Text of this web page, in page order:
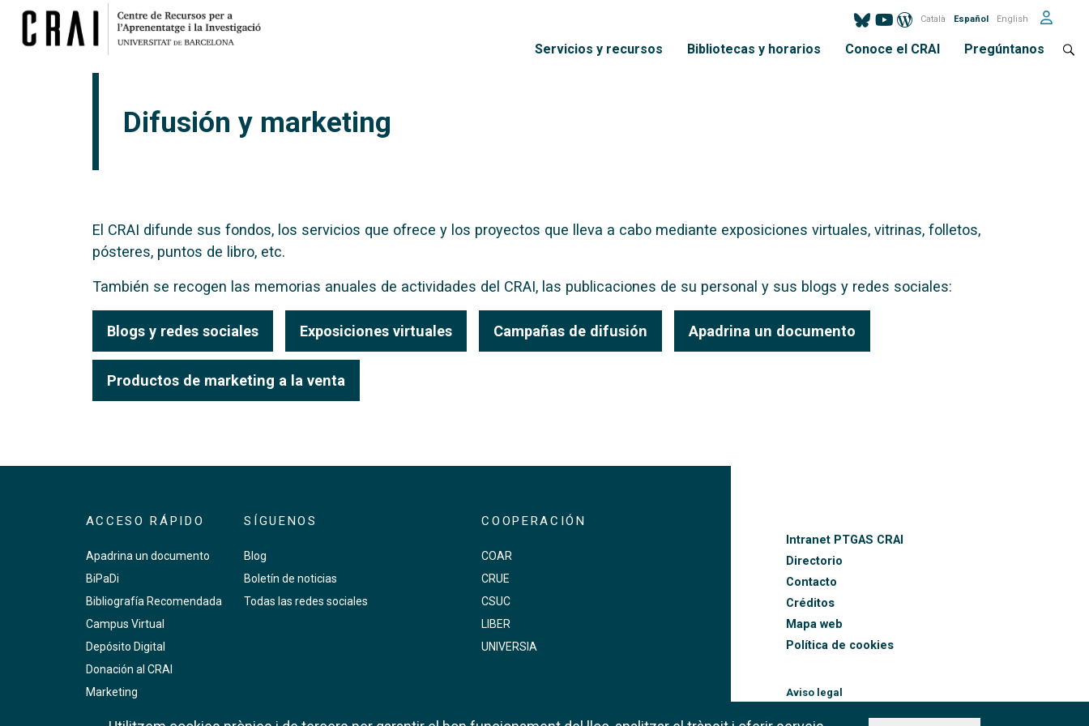
Català Español English
Menú principal
Servicios y recursos Bibliotecas y horarios Conoce el CRAI Pregúntanos
Difusión y marketing
El CRAI difunde sus fondos, los servicios que ofrece y los proyectos que lleva a cabo mediante exposiciones virtuales, vitrinas, folletos,
pósteres, puntos de libro, etc.
También se recogen las memorias anuales de actividades del CRAI, las publicaciones de su personal y sus blogs y redes sociales:
Blogs y redes sociales Exposiciones virtuales Campañas de difusión Apadrina un documento
Productos de marketing a la venta
ACCESO RÁPIDO
Apadrina un documento
BiPaDi
Bibliografía Recomendada
Campus Virtual
Depósito Digital
Donación al CRAI
Marketing
SÍGUENOS
Blog
Boletín de noticias
Todas las redes sociales
COOPERACIÓN
COAR
CRUE
CSUC
LIBER
UNIVERSIA
Intranet PTGAS CRAI
Directorio
Contacto
Créditos
Mapa web
Política de cookies
Aviso legal
Barcelona